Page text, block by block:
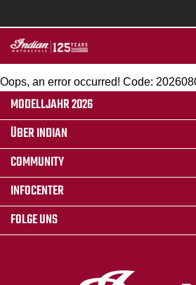
Oops, an error occurred! Code:
MODELLJAHR 2026
ÜBER INDIAN
COMMUNITY
INFOCENTER
FOLGE UNS